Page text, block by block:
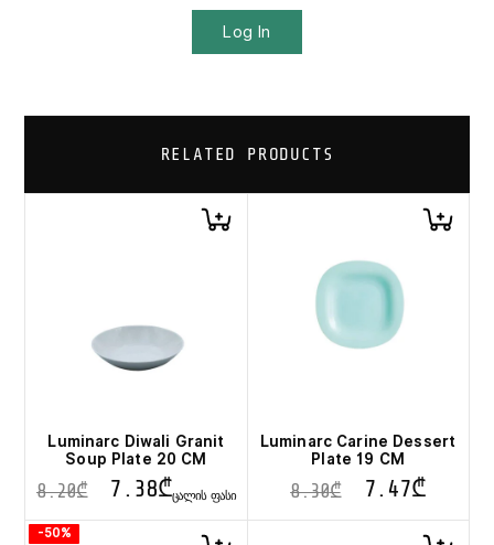
Log In
RELATED PRODUCTS
Luminarc Diwali Granit
Soup Plate 20 CM
8.20₾ 7.38₾ᲪᲐᲚᲘᲡ ᲤᲐᲡᲘ
Luminarc Carine Dessert
Plate 19 CM
8.30₾ 7.47₾
-50%